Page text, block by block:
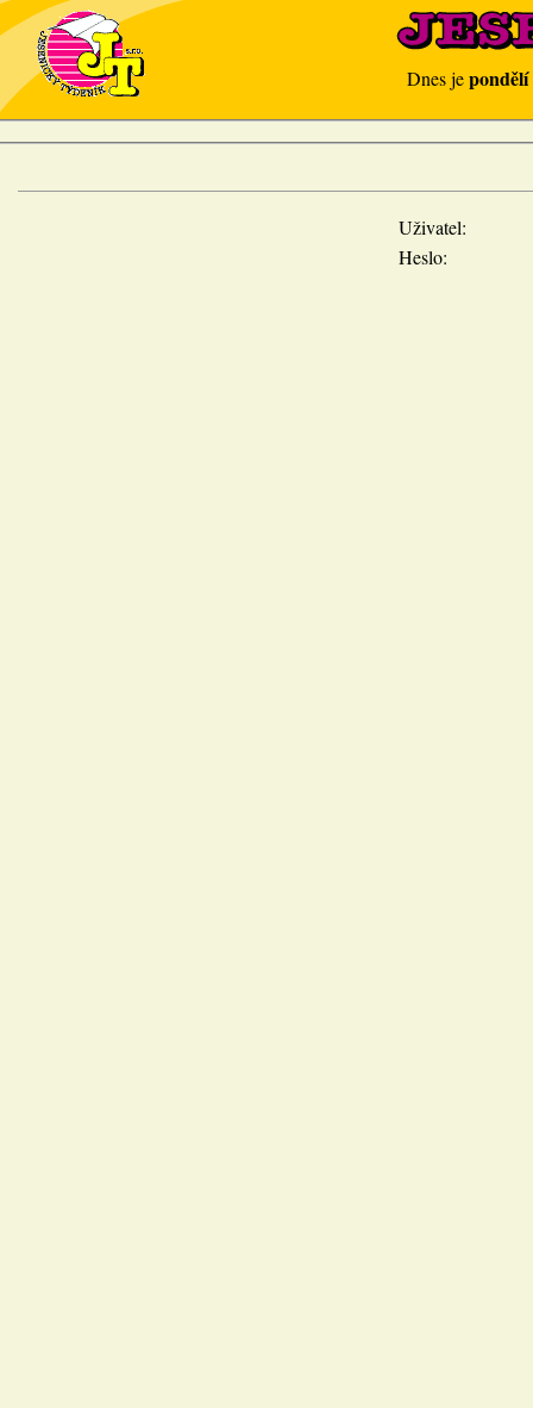
Dnes jepondělí
Uživatel:
Heslo: